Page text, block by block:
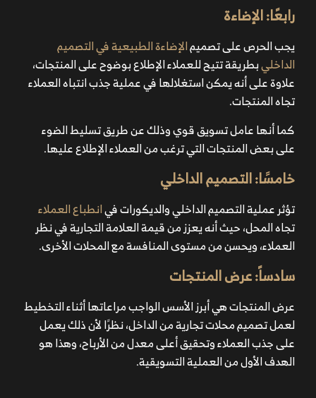
رابعََا: الإضاءة
يجب الحرص على تصميمالإضاءة الطبيعية في التصميم
الداخليبطريقة تتيح للعملاء الإطلاع بوضوح على المنتجات،
علاوة على أنه يمكن استغلالها في عملية جذب انتباه العملاء
تجاه المنتجات.
كما أنها عامل تسويق قوي وذلك عن طريق تسليط الضوء
على بعض المنتجات التي ترغب من العملاء الإطلاع عليها.
خامسََا: التصميم الداخلي
تؤثر عملية التصميم الداخلي والديكورات فيانطباع العملاء
تجاه المحل، حيث أنه يعزز من قيمة العلامة التجارية في نظر
العملاء، ويحسن من مستوى المنافسة مع المحلات الأخرى.
سادساََ: عرض المنتجات
عرض المنتجات هي أبرز الأسس الواجب مراعاتها أثناء التخطيط
لعمل تصميم محلات تجارية من الداخل، نظرََا لأن ذلك يعمل
على جذب العملاء وتحقيق أعلى معدل من الأرباح، وهذا هو
الهدف الأول من العملية التسويقية.